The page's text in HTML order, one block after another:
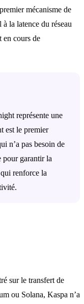
mécanisme de
à la latence du réseau
en cours de
représente une
est le premier
n’a pas besoin de
pour garantir la
renforce la
sur le transfert de
ou Solana, Kaspa n’a